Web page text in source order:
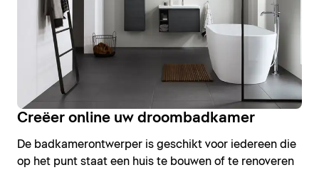
Creëer online uw droombadkamer
De badkamerontwerper is geschikt voor iedereen die
op het punt staat een huis te bouwen of te renoveren